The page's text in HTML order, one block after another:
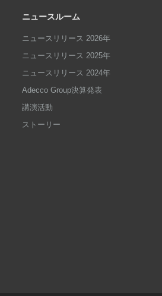
ニュースルーム
ニュースリリース 2026年
ニュースリリース 2025年
ニュースリリース 2024年
Adecco Group決算発表
講演活動
ストーリー